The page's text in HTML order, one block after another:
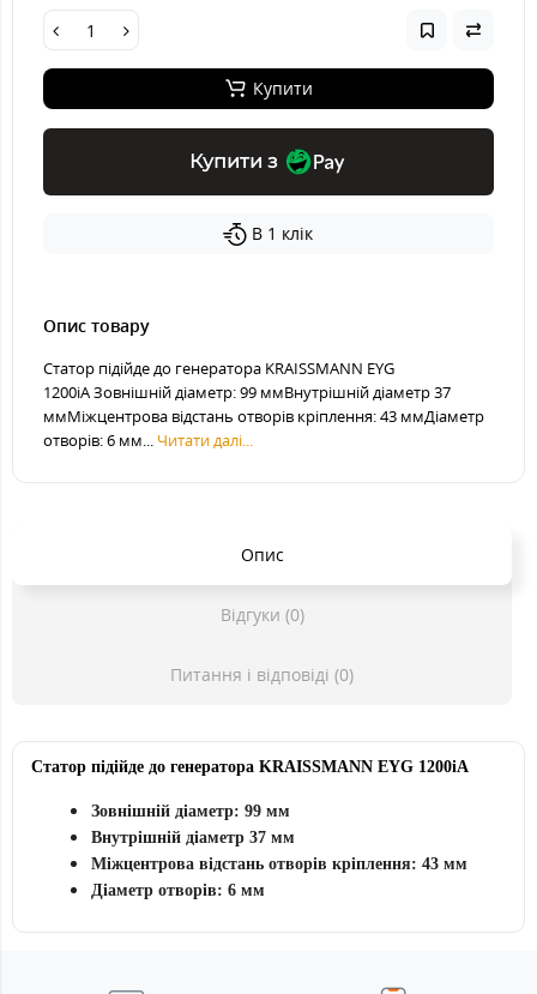
Купити
Купити з
В 1 клік
Опис товару
Статор підійде до генератора KRAISSMANN EYG
1200iA Зовнішній діаметр: 99 ммВнутрішній діаметр 37
ммМіжцентрова відстань отворів кріплення: 43 ммДіаметр
отворів: 6 мм... Читати далі...
Опис
Відгуки (0)
Питання і відповіді (0)
Статор підійде до генератора KRAISSMANN EYG 1200iA
Зовнішній діаметр: 99 мм
Внутрішній діаметр 37 мм
Міжцентрова відстань отворів кріплення: 43 мм
Діаметр отворів: 6 мм